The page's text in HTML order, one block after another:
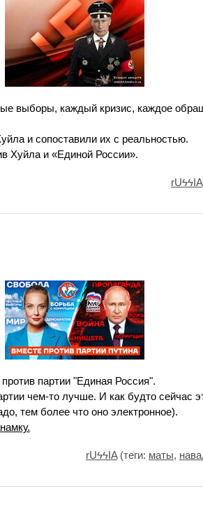
выборы, каждый кризис, каждое
и сопоставили их с реальностью.
Хуйла и «Единой России».
rUϟϟIA
против партии "Единая Россия".
чем-то лучше. И как будто сейчас
тем более что оно электронное).
rUϟϟIA(теги: маты,